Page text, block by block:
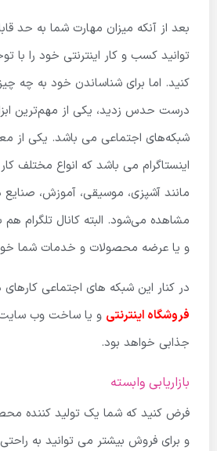
بعد از آنکه میزان مهارت شما به حد
توانید کسب و کار اینترنتی خود را با
کنید. اما برای شناساندن خود به چه
درست حدس زدید، یکی از مهم‌ترین
شبکه‌های اجتماعی می باشد. یکی از
اینستاگرام می باشد که انواع مختلف
مانند آشپزی، موسیقی، آموزش،
مشاهده می‌شود. البته کانال تلگرام
و یا عرضه محصولات و خدمات شما
در کنار این شبکه های اجتماعی
فروشگاه اینترنتی و یا ساخت وب
جذابی خواهد بود.
بازاریابی وابسته
فرض کنید که شما یک تولید کننده
و برای فروش بیشتر می توانید به